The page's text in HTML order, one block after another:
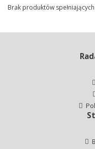
Brak produktów